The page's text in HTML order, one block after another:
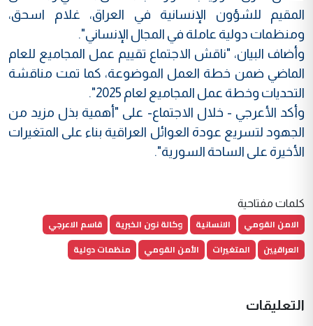
المقيم للشؤون الإنسانية في العراق، غلام اسحق،
ومنظمات دولية عاملة في المجال الإنساني".
وأضاف البيان، "ناقش الاجتماع تقييم عمل المجاميع للعام
الماضي ضمن خطة العمل الموضوعة، كما تمت مناقشة
التحديات وخطة عمل المجاميع لعام 2025".
وأكد الأعرجي - خلال الاجتماع- على "أهمية بذل مزيد من
الجهود لتسريع عودة العوائل العراقية بناء على المتغيرات
الأخيرة على الساحة السورية".
كلمات مفتاحية
الامن القومي الانسانية وكالة نون الخبرية
قاسم الاعرجي
العراقيين
المتغيرات الأمن القومي منظمات دولية
التعليقات